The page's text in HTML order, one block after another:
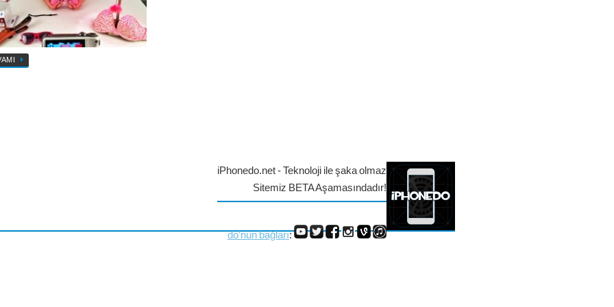
iPhonedo.net - Teknoloji ile şaka olmaz
Sitemiz BETA Aşamasındadır!
do'nun bağları: